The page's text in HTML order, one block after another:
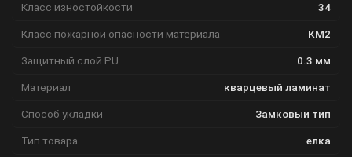
Класс изностойкости 34
Класс пожарной опасности материала КМ2
Защитный слой PU 0.3 мм
Материал кварцевый ламинат
Способ укладки Замковый тип
Тип товара елка